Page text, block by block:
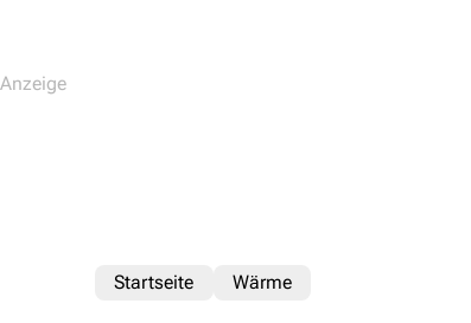
Startseite Wärme